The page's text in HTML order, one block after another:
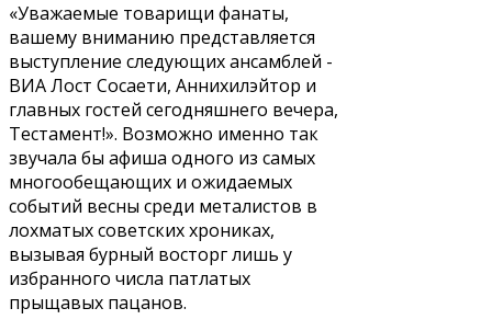
«Уважаемые товарищи фанаты,
вашему вниманию представляется
выступление следующих ансамблей -
ВИА Лост Сосаети, Аннихилэйтор и
главных гостей сегодняшнего вечера,
Тестамент!». Возможно именно так
звучала бы афиша одного из самых
многообещающих и ожидаемых
событий весны среди металистов в
лохматых советских хрониках,
вызывая бурный восторг лишь у
избранного числа патлатых
прыщавых пацанов.